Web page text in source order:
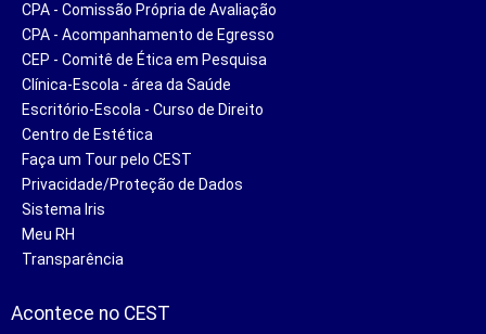
CPA - Comissão Própria de Avaliação
CPA - Acompanhamento de Egresso
CEP - Comitê de Ética em Pesquisa
Clínica-Escola - área da Saúde
Escritório-Escola - Curso de Direito
Centro de Estética
Faça um Tour pelo CEST
Privacidade/Proteção de Dados
Sistema Iris
Meu RH
Transparência
Acontece no CEST